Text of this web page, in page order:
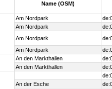
Name (OSM)
Am Nordpark
Am Nordpark
Am Nordpark
Am Nordpark
An den Markthallen
An den Markthallen
An der Esche